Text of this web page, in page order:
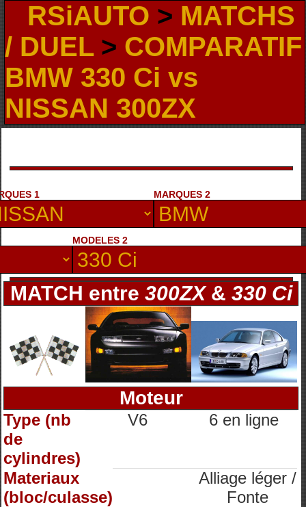
RSiAUTO > MATCHS
/ DUEL> COMPARATIF
BMW 330 Ci vs
NISSAN 300ZX
1 MARQUES 2
MODELES 2
MATCH entre 300ZX& 330 Ci
Moteur
Type (nb
de
cylindres)
V6 6 en ligne
Materiaux
(bloc/culasse)
Alliage léger /
Fonte